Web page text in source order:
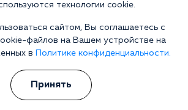
технологии cookie.
сайтом, Вы соглашаетесь с
файлов на Вашем устройстве на
в
Политике конфиденциальности.
Принять